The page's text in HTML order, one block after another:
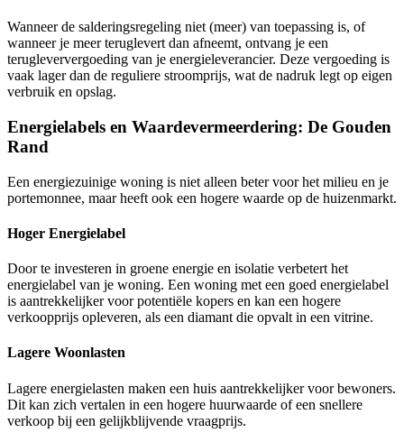
Wanneer de salderingsregeling niet (meer) van toepassing is, of
wanneer je meer teruglevert dan afneemt, ontvang je een
terugleververgoeding van je energieleverancier. Deze vergoeding is
vaak lager dan de reguliere stroomprijs, wat de nadruk legt op eigen
verbruik en opslag.
Energielabels en Waardevermeerdering: De Gouden
Rand
Een energiezuinige woning is niet alleen beter voor het milieu en je
portemonnee, maar heeft ook een hogere waarde op de huizenmarkt.
Hoger Energielabel
Door te investeren in groene energie en isolatie verbetert het
energielabel van je woning. Een woning met een goed energielabel
is aantrekkelijker voor potentiële kopers en kan een hogere
verkoopprijs opleveren, als een diamant die opvalt in een vitrine.
Lagere Woonlasten
Lagere energielasten maken een huis aantrekkelijker voor bewoners.
Dit kan zich vertalen in een hogere huurwaarde of een snellere
verkoop bij een gelijkblijvende vraagprijs.